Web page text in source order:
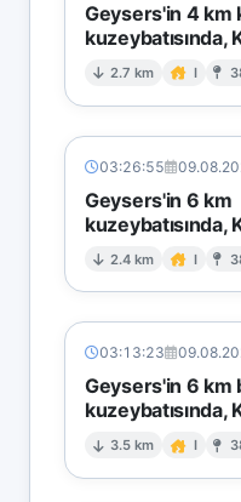
Geysers'in 4 km
kuzeybatısında,
2.7 km I
03:26:55
Geysers'in 6 km
kuzeybatısında,
2.4 km I
03:13:23
Geysers'in 6 km
kuzeybatısında,
3.5 km I